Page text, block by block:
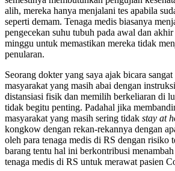
alih, mereka hanya menjalani tes apabila
seperti demam. Tenaga medis biasanya
pengecekan suhu tubuh pada awal dan akhir
minggu untuk memastikan mereka tidak
penularan.
Seorang dokter yang saya ajak bicara
masyarakat yang masih abai dengan
distansiasi fisik dan memilih berkeliaran di
tidak begitu penting. Padahal jika
masyarakat yang masih sering tidak stay at
kongkow dengan rekan-rekannya dengan
oleh para tenaga medis di RS dengan risiko
barang tentu hal ini berkontribusi
tenaga medis di RS untuk merawat pasien